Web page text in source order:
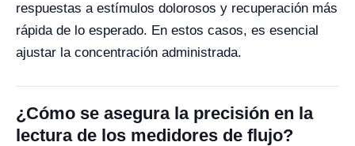
respuestas a estímulos dolorosos y recuperación más
rápida de lo esperado. En estos casos, es esencial
ajustar la concentración administrada.
¿Cómo se asegura la precisión en la
lectura de los medidores de flujo?